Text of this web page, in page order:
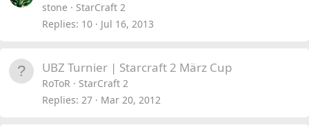
stone
StarCraft 2
Replies 10 Jul 16, 2013
UBZ Turnier | Starcraft 2 März Cup
RoToR
StarCraft 2
Replies 27 Mar 20, 2012